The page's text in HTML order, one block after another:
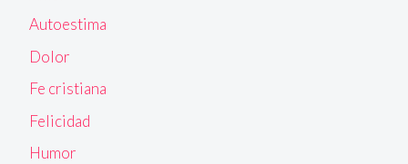
Autoestima
Dolor
Fe cristiana
Felicidad
Humor